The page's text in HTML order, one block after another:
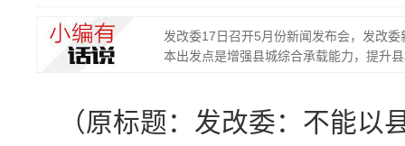
发改委17日召开5月份新闻发布会，发改
本出发点是增强县城综合承载能力，提升
（原标题：发改委：不能以